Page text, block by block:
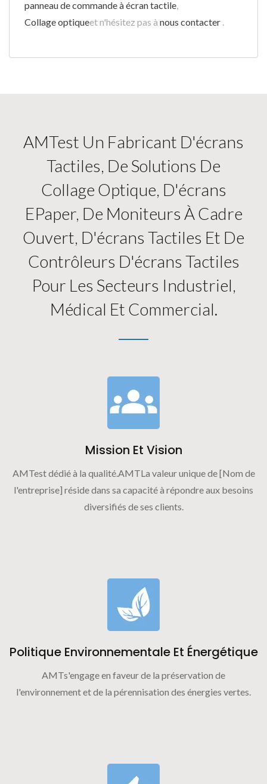
panneau de commande à écran tactile,
Collage optiqueet n'hésitez pas à nous contacter .
AMTest Un Fabricant D'écrans
Tactiles, De Solutions De
Collage Optique, D'écrans
EPaper, De Moniteurs À Cadre
Ouvert, D'écrans Tactiles Et De
Contrôleurs D'écrans Tactiles
Pour Les Secteurs Industriel,
Médical Et Commercial.
Mission Et Vision
AMTest dédié à la qualité.AMTLa valeur unique de [Nom de
l'entreprise] réside dans sa capacité à répondre aux besoins
diversifiés de ses clients.
Politique Environnementale Et Énergétique
AMTs'engage en faveur de la préservation de
l'environnement et de la pérennisation des énergies vertes.